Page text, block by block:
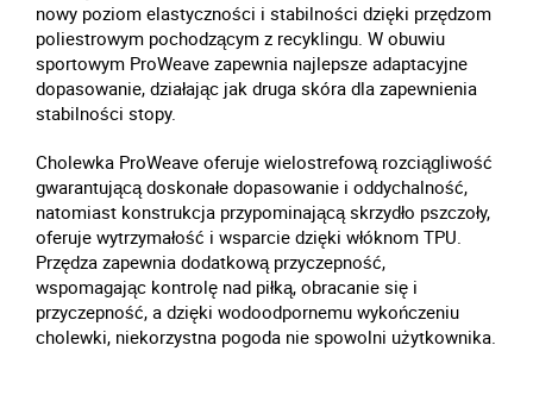
nowy poziom elastyczności i stabilności dzięki przędzom
poliestrowym pochodzącym z recyklingu. W obuwiu
sportowym ProWeave zapewnia najlepsze adaptacyjne
dopasowanie, działając jak druga skóra dla zapewnienia
stabilności stopy.
Cholewka ProWeave oferuje wielostrefową rozciągliwość
gwarantującą doskonałe dopasowanie i oddychalność,
natomiast konstrukcja przypominającą skrzydło pszczoły,
oferuje wytrzymałość i wsparcie dzięki włóknom TPU.
Przędza zapewnia dodatkową przyczepność,
wspomagając kontrolę nad piłką, obracanie się i
przyczepność, a dzięki wodoodpornemu wykończeniu
cholewki, niekorzystna pogoda nie spowolni użytkownika.